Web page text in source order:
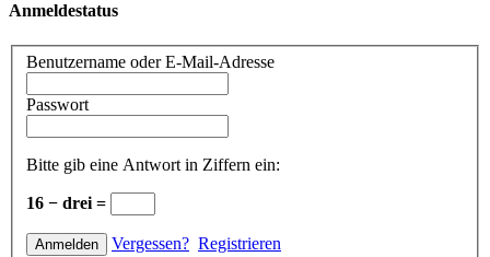
Anmeldestatus
Benutzername oder E-Mail-Adresse
Passwort
Bitte gib eine Antwort in Ziffern ein:
16 − drei =
Vergessen? Registrieren